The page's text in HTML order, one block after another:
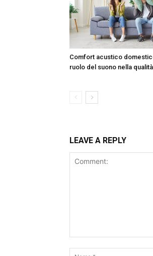
Comfort acustico
ruolo del suono nella
LEAVE A REPLY